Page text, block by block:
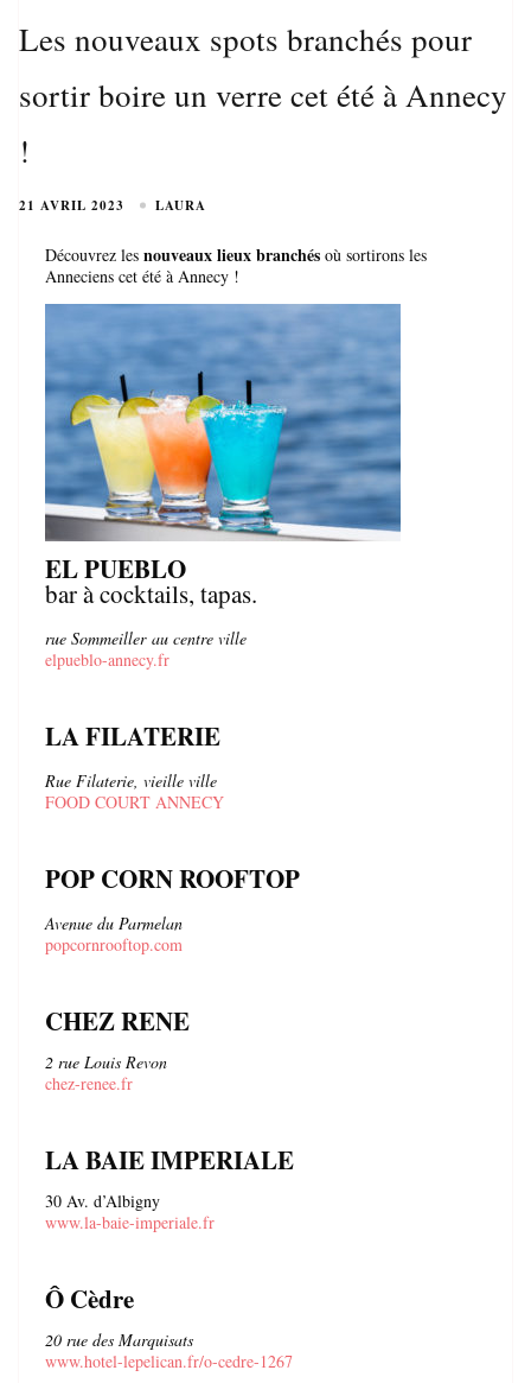
Les nouveaux spots branchés pour
sortir boire un verre cet été à Annecy
!
21 AVRIL 2023 LAURA
Découvrez les nouveaux lieux branchés où sortirons les
Anneciens cet été à Annecy !
EL PUEBLO
bar à cocktails, tapas.
rue Sommeillerau centre ville
elpueblo-annecy.fr
LA FILATERIE
Rue Filaterie, vieille ville
FOOD COURT ANNECY
POP CORN ROOFTOP
Avenue du Parmelan
popcornrooftop.com
CHEZ RENE
2 rue Louis Revon
chez-renee.fr
LA BAIE IMPERIALE
30 Av. d’Albigny
www.la-baie-imperiale.fr
Ô Cèdre
20 rue des Marquisats
www.hotel-lepelican.fr/o-cedre-1267